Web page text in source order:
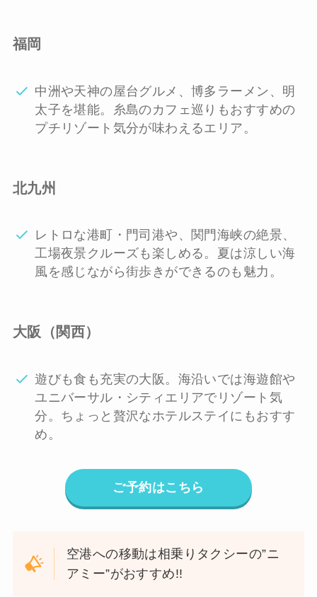
福岡
中洲や天神の屋台グルメ、博多ラーメン、明
太子を堪能。糸島のカフェ巡りもおすすめの
プチリゾート気分が味わえるエリア。
北九州
レトロな港町・門司港や、関門海峡の絶景、
工場夜景クルーズも楽しめる。夏は涼しい海
風を感じながら街歩きができるのも魅力。
大阪（関西）
遊びも食も充実の大阪。海沿いでは海遊館や
ユニバーサル・シティエリアでリゾート気
分。ちょっと贅沢なホテルステイにもおすす
め。
ご予約はこちら
空港への移動は相乗りタクシーの”ニ
アミー”がおすすめ!!